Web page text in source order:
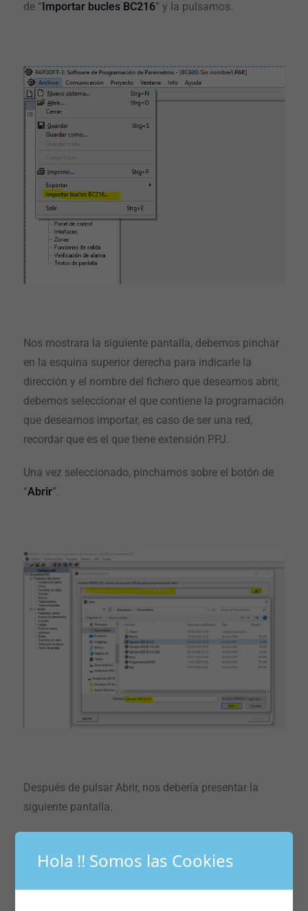
de “ Importar bucles BC216” y la pulsamos.
Nos mostrara la siguiente pantalla, debemos pinchar
en la esquina superior derecha para indicarle la
dirección y el nombre del fichero que deseamos abrir,
debemos seleccionar el que contiene la programación
que deseamos importar, es caso de ser una red,
recordar que es el que tiene extensión PPJ.
Una vez seleccionado, pinchamos sobre el botón de
“Abrir”.
Después de pulsar Abrir, nos debería presentar la
siguiente pantalla.
Hola !! Somos las Cookies